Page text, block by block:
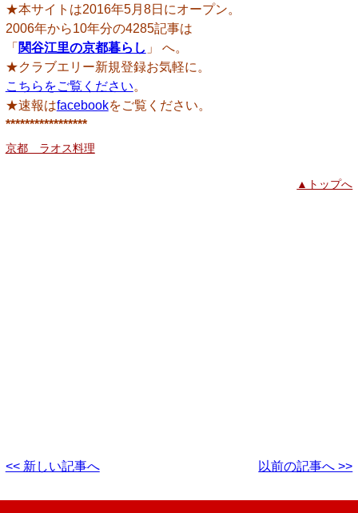
★本サイトは2016年5月8日にオープン。
2006年から10年分の4285記事は
「 関谷江里の京都暮らし 」 へ。
★クラブエリー新規登録お気軽に。
こちらをご覧ください。
★速報はfacebookをご覧ください。
*****************
京都 ラオス料理
▲トップへ
<< 新しい記事へ 以前の記事へ >>